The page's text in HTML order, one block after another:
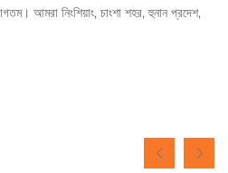
আমরা নিংশিয়াং, চাংশা শহর, হুনান প্রদেশ,